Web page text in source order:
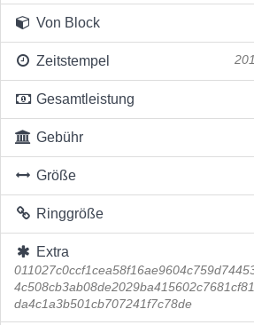
Von Block
Zeitstempel
Gesamtleistung
Gebühr
Größe
Ringgröße
Extra
da4c1a3b501cb707241f7c78de